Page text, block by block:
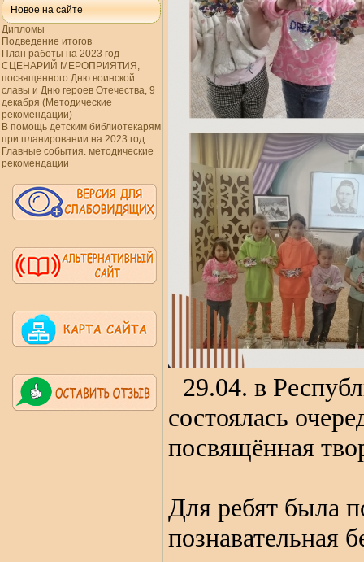
Новое на сайте
Дипломы
Подведение итогов
План работы на 2023 год
СЦЕНАРИЙ МЕРОПРИЯТИЯ,
посвященного Дню воинской
славы и Дню героев Отечества, 9
декабря (Методические
рекомендации)
В помощь детским библиотекарям
при планировании на 2023 год.
Главные события. методические
рекомендации
29.04. в
состоялась
посвящённая
Для ребят была
познавательная